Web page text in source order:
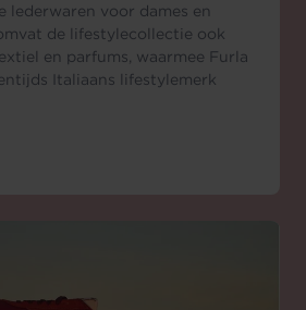
lederwaren voor dames en
de lifestylecollectie ook
en parfums, waarmee Furla
Italiaans lifestylemerk